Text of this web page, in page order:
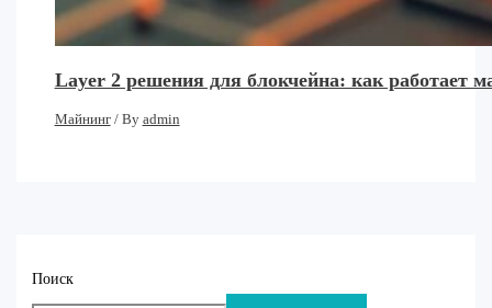
Layer 2 решения для блокчейна: как работает
Майнинг/ By admin
Поиск